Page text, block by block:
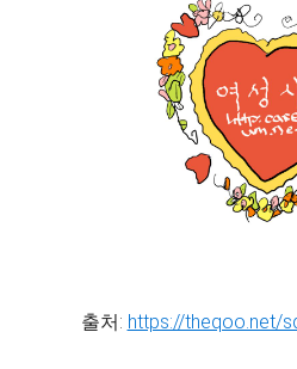
출처: https://theqoo.net/